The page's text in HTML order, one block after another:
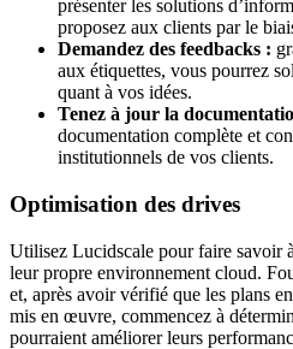
présenter les solutions
proposez aux clients par le
Demandez des feedbacks :
aux étiquettes, vous pourrez
quant à vos idées.
Tenez à jour la
documentation complète et
institutionnels de vos clients.
Optimisation des drives
Utilisez Lucidscale pour faire savoir
leur propre environnement cloud.
et, après avoir vérifié que les plans
mis en œuvre, commencez à
pourraient améliorer leurs